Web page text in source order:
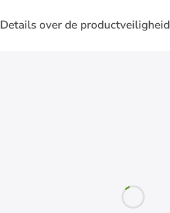
Details over de productveiligheid